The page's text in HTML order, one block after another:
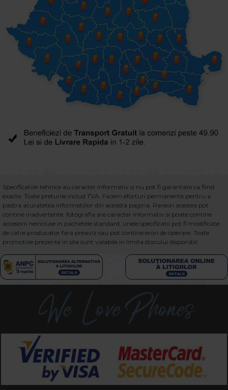
Specificatiile tehnice au caracter informativ si nu pot fi garantate ca fiind
exacte. Toate preturile includ TVA. Facem eforturi permanente pentru a
pastra acuratetea informatiilor din aceasta pagina. Rareori acestea pot
contine inadvertente: fotografia are caracter informativ si poate contine
accesorii neincluse in pachetele standard, unele specificatii pot fi modificate
de catre producator fara preaviz sau pot contine erori de operare. Toate
promotiile prezente in site sunt valabile in limita stocului disponibil.